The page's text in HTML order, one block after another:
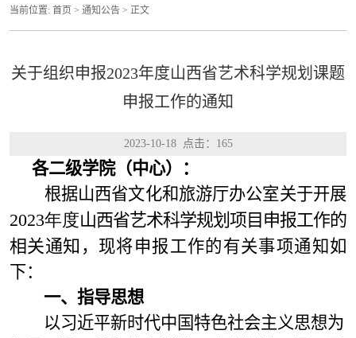
当前位置: 首页 > 通知公告 > 正文
关于组织申报2023年度山西省艺术科学规划课题
申报工作的通知
2023-10-18 点击： 165
各二级学院（中心）
：
根据山西省文化和旅游厅办公室关于开展
2023年度山西省艺术科学规划项目申报工作的
相关通知， 现将申报工作的有关事项通知如
下：
一、指导思想
以习近平新时代中国特色社会主义思想为